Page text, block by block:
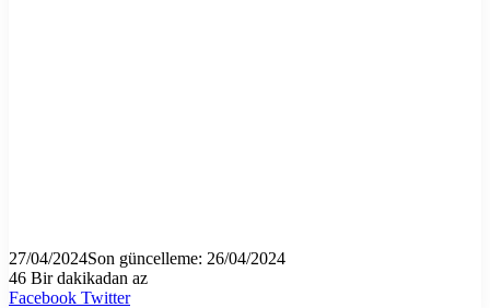
27/04/2024Son güncelleme: 26/04/2024
46 Bir dakikadan az
Facebook TwitterLinkedIn
Tumblr
Pinterest
Reddit
VKontakte
E-
Yazdır